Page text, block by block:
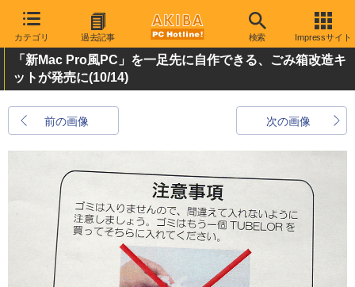
カテゴリ 過去記事 検索 Impressサイト
「新Mac Pro風PC」を一足先に自作できる、ごみ箱改造キ
ットが発売に(10/14)
前の画像 次の画像